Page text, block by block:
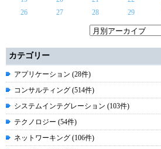
26
27 28 29
カテゴリー
アプリケーション (28件)
コンサルティング (514件)
システムインテグレーション (103件)
テクノロジー (54件)
ネットワーキング (106件)